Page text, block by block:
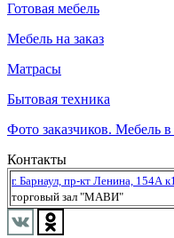
Готовая мебель
Мебель на заказ
Матрасы
Бытовая техника
Фото заказчиков. Мебель в
Контакты
г. Барнаул, пр-кт Ленина, 154А
торговый зал "МАВИ"